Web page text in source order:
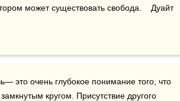
может существовать свобода.    Дуайт
это очень глубокое понимание того, что
кругом. Присутствие другого